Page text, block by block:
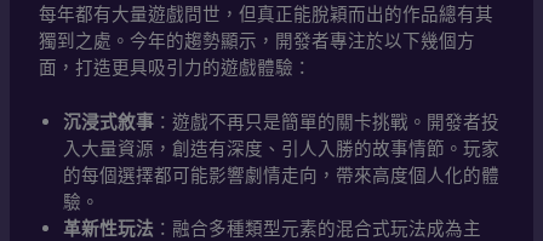
每年都有大量遊戲問世，但真正能脫穎而出的作品總有其
獨到之處。今年的趨勢顯示，開發者專注於以下幾個方
面，打造更具吸引力的遊戲體驗：
沉浸式敘事：遊戲不再只是簡單的關卡挑戰。開發者投
入大量資源，創造有深度、引人入勝的故事情節。玩家
的每個選擇都可能影響劇情走向，帶來高度個人化的體
驗。
革新性玩法：融合多種類型元素的混合式玩法成為主